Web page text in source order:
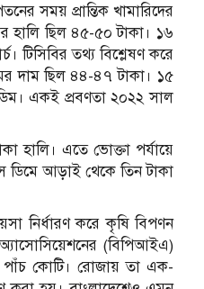
সময় প্রান্তিক খামারিদের
হালি ছিল ৪৫-৫০ টাকা। ১৬
টিসিবির তথ্য বিশ্লেষণ করে
দাম ছিল ৪৪-৪৭ টাকা। ১৫
একই প্রবণতা ২০২২ সাল
হালি। এতে ভোক্তা পর্যায়ে
ডিমে আড়াই থেকে তিন টাকা
নির্ধারণ করে কৃষি বিপণন
অ্যাসোসিয়েশনের (বিপিআইএ)
পাঁচ কোটি। রোজায় তা এক-